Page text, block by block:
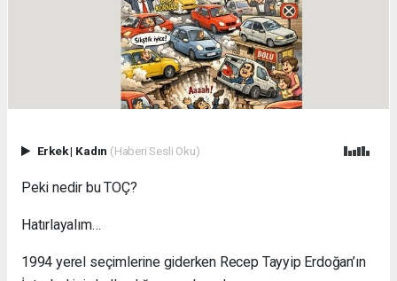
Erkek| Kadın (Haberi Sesli Oku)
Peki nedir bu TOÇ?
Hatırlayalım…
1994 yerel seçimlerine giderken Recep Tayyip Erdoğan’ın